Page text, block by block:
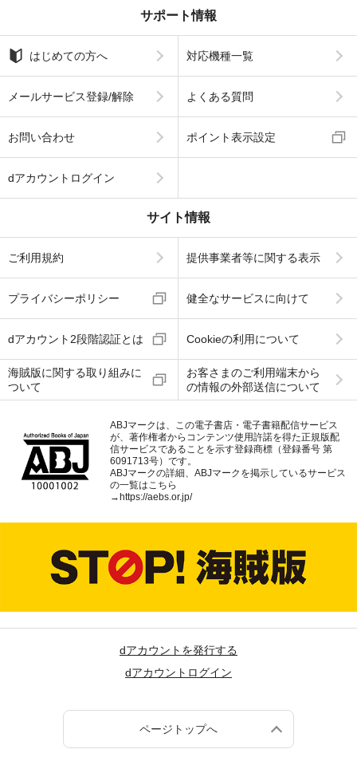
サポート情報
はじめての方へ 対応機種一覧
メールサービス登録/解除 よくある質問
お問い合わせ ポイント表示設定
dアカウントログイン
サイト情報
ご利用規約 提供事業者等に関する表示
プライバシーポリシー 健全なサービスに向けて
dアカウント2段階認証とは Cookieの利用について
海賊版に関する取り組みに
ついて
お客さまのご利用端末から
の情報の外部送信について
ABJマークは、この電子書店・電子書籍配信サービス
が、著作権者からコンテンツ使用許諾を得た正規版配
信サービスであることを示す登録商標（登録番号 第
6091713号）です。
ABJマークの詳細、ABJマークを掲示しているサービス
の一覧はこちら
→ https://aebs.or.jp/
dアカウントを発行する
dアカウントログイン
ページトップへ